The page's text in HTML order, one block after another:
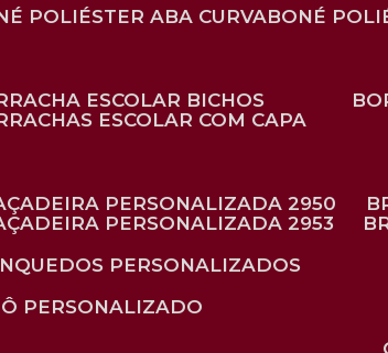
POLIÉSTER ABA CURVA
BONÉ
ESCOLAR BICHOS
ESCOLAR COM CAPA
PERSONALIZADA 2950
PERSONALIZADA 2953
PERSONALIZADOS
PERSONALIZADO